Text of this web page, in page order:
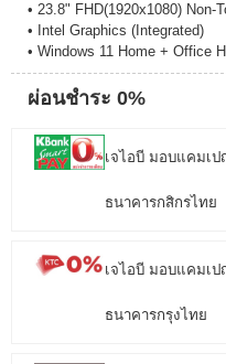
• 23.8" FHD(1920x1080) Non-
• Intel Graphics (Integrated)
• Windows 11 Home + Office
ผ่อนชำระ 0%
เจไอบี มอบแคมเ
ธนาคารกสิกรไทย
เจไอบี มอบแคมเ
ธนาคารกรุงไทย